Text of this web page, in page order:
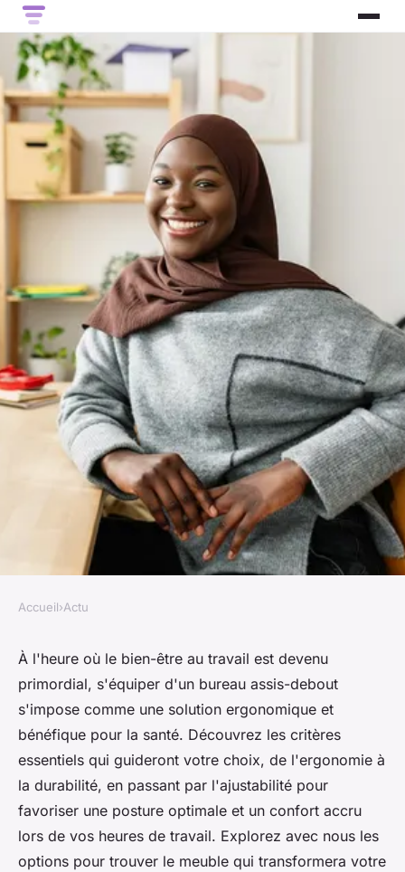
Achat d'un bureau assis-
debout : choisissez le meilleur
meuble
François•23 mars 2024•3 min de lecture
Accueil›Actu
À l'heure où le bien-être au travail est devenu
primordial, s'équiper d'un bureau assis-debout
s'impose comme une solution ergonomique et
bénéfique pour la santé. Découvrez les critères
essentiels qui guideront votre choix, de l'ergonomie à
la durabilité, en passant par l'ajustabilité pour
favoriser une posture optimale et un confort accru
lors de vos heures de travail. Explorez avec nous les
options pour trouver le meuble qui transformera votre